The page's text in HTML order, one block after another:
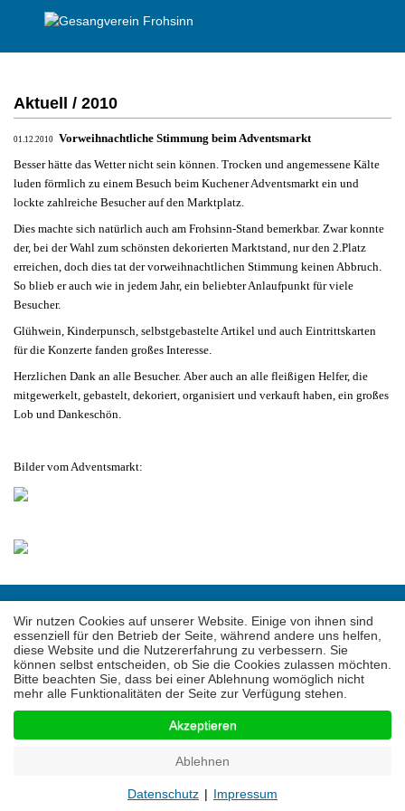
Aktuell / 2010
01.12.2010 Vorweihnachtliche Stimmung beim Adventsmarkt
Besser hätte das Wetter nicht sein können. Trocken und angemessene Kälte
luden förmlich zu einem Besuch beim Kuchener Adventsmarkt ein und
lockte zahlreiche Besucher auf den Marktplatz.
Dies machte sich natürlich auch am Frohsinn-Stand bemerkbar. Zwar konnte
der, bei der Wahl zum schönsten dekorierten Marktstand, nur den 2.Platz
erreichen, doch dies tat der vorweihnachtlichen Stimmung keinen Abbruch.
So blieb er auch wie in jedem Jahr, ein beliebter Anlaufpunkt für viele
Besucher.
Glühwein, Kinderpunsch, selbstgebastelte Artikel und auch Eintrittskarten
für die Konzerte fanden großes Interesse.
Herzlichen Dank an alle Besucher. Aber auch an alle fleißigen Helfer, die
mitgewerkelt, gebastelt, dekoriert, organisiert und verkauft haben, ein großes
Lob und Dankeschön.
Bilder vom Adventsmarkt:
Startseite Kontakt Impressum Datenschutz
Nach oben
Wir nutzen Cookies auf unserer Website. Einige von ihnen sind
essenziell für den Betrieb der Seite, während andere uns helfen,
diese Website und die Nutzererfahrung zu verbessern. Sie
können selbst entscheiden, ob Sie die Cookies zulassen möchten.
Bitte beachten Sie, dass bei einer Ablehnung womöglich nicht
mehr alle Funktionalitäten der Seite zur Verfügung stehen.
Akzeptieren
Ablehnen
Datenschutz | Impressum